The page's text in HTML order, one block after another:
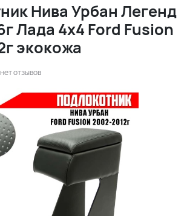
Нива Урбан Легенд
Лада 4x4 Ford Fusion
экокожа
нет отзывов